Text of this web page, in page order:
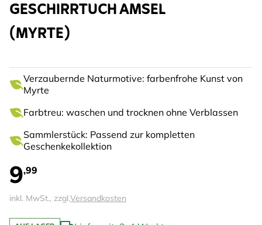
GESCHIRRTUCH AMSEL
(MYRTE)
Verzaubernde Naturmotive: farbenfrohe Kunst von
Myrte
Farbtreu: waschen und trocknen ohne Verblassen
Sammlerstück: Passend zur kompletten
Geschenkekollektion
9,99
inkl. MwSt., zzgl.Versandkosten